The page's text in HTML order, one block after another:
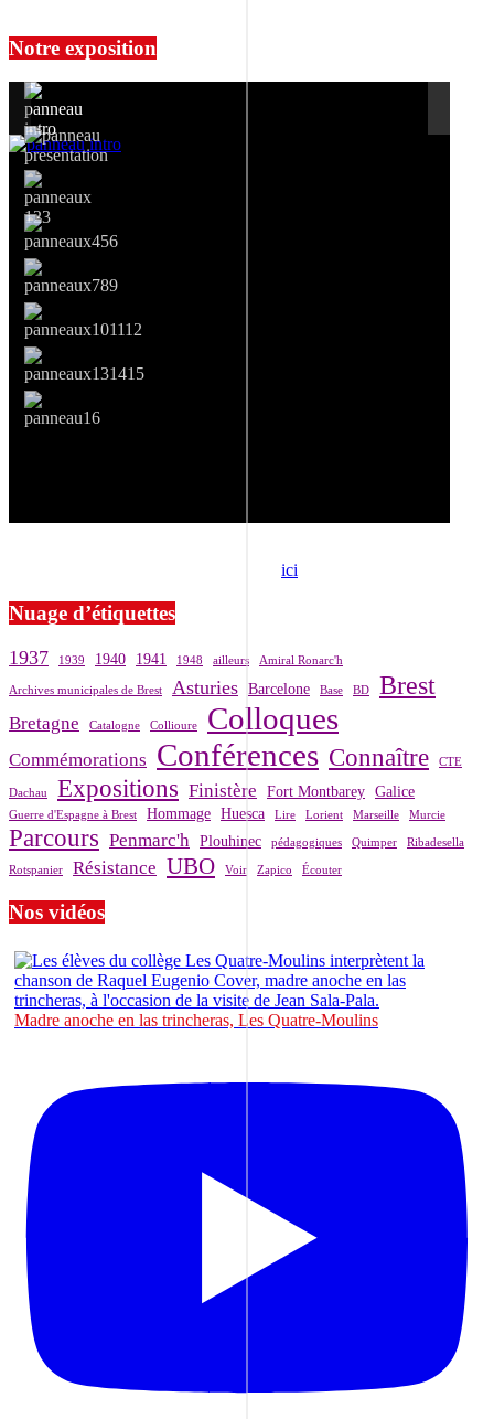
Notre exposition
ici
Nuage d’étiquettes
1937 1939 1940 1941 1948 ailleurs Amiral Ronarc'h
Archives municipales de Brest Asturies Barcelone Base BD Brest
Bretagne Catalogne Collioure Colloques
Commémorations Conférences Connaître CTE
Dachau Expositions Finistère Fort Montbarey Galice
Guerre d'Espagne à Brest Hommage Huesca Lire Lorient Marseille Murcie
Parcours Penmarc'h Plouhinec pédagogiques Quimper Ribadesella
Rotspanier Résistance UBO Voir Zapico Écouter
Nos vidéos
Madre anoche en las trincheras, Les Quatre-Moulins